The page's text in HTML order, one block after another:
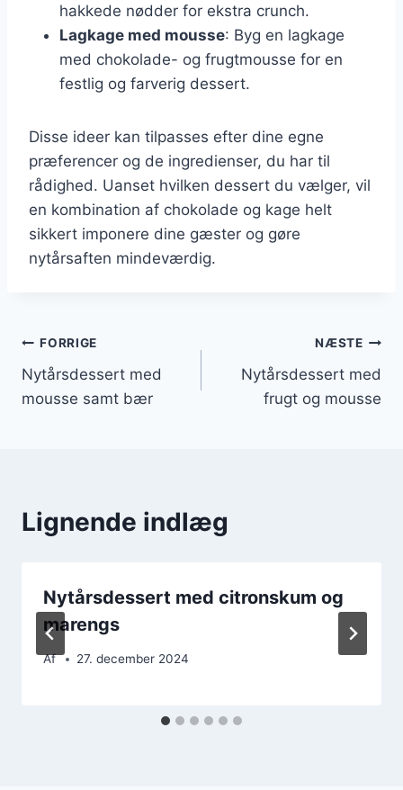
hakkede nødder for ekstra crunch.
Lagkage med mousse: Byg en lagkage
med chokolade- og frugtmousse for en
festlig og farverig dessert.
Disse ideer kan tilpasses efter dine egne
præferencer og de ingredienser, du har til
rådighed. Uanset hvilken dessert du vælger, vil
en kombination af chokolade og kage helt
sikkert imponere dine gæster og gøre
nytårsaften mindeværdig.
Indlægsnavigation
FORRIGE
Nytårsdessert med
mousse samt bær
NÆSTE
Nytårsdessert med
frugt og mousse
Lignende indlæg
Nytårsdessert med citronskum og
marengs
Af 27. december 2024